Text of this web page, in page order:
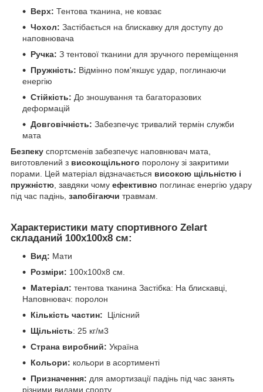
Верх: Тентова тканина, не ковзає
Чохол: Застібається на блискавку для доступу до
наповнювача
Ручка: З тентової тканини для зручного переміщення
Пружність: Відмінно пом'якшує удар, поглинаючи
енергію
Стійкість: До зношування та багаторазових
деформацій
Довговічність: Забезпечує тривалий термін служби
мата
Безпеку спортсменів забезпечує наповнювач мата,
виготовлений з високощільного поролону зі закритими
порами. Цей матеріал відзначається високою щільністю і
пружністю , завдяки чому ефективно поглинає енергію удару
під час падінь, запобігаючи травмам.
Характеристики мату спортивного Zelart
складаний 100x100x8 см:
Вид: Мати
Розміри: 100x100x8 см.
Матеріал: тентова тканина Застібка: На блискавці,
Наповнювач: поролон
Кількість частин:
Цілісний
Щільність: 25 кг/м3
Страна виробний: Україна
Кольори: кольори в асортименті
Призначення: для амортизації падінь під час занять
різними видами спорту